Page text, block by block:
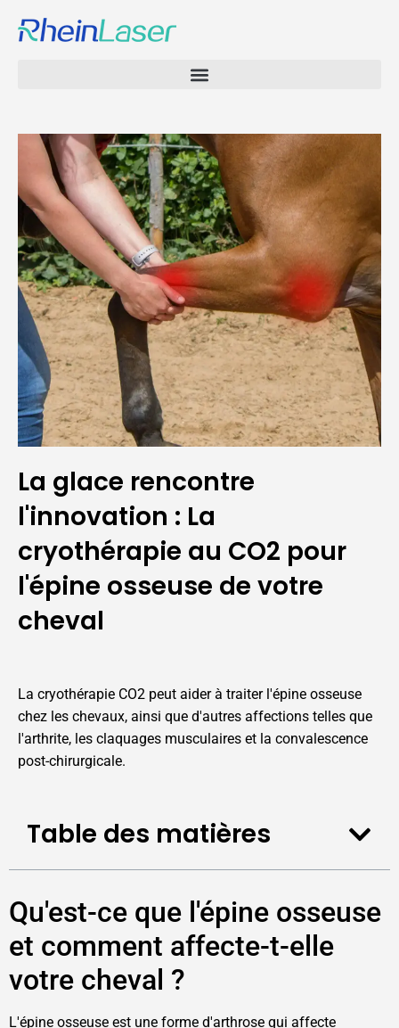
La glace rencontre
l'innovation : La
cryothérapie au CO2 pour
l'épine osseuse de votre
cheval
La cryothérapie CO2 peut aider à traiter l'épine osseuse
chez les chevaux, ainsi que d'autres affections telles que
l'arthrite, les claquages musculaires et la convalescence
post-chirurgicale.
Table des matières
Qu'est-ce que l'épine osseuse
et comment affecte-t-elle
votre cheval ?
L'épine osseuse est une forme d'arthrose qui affecte